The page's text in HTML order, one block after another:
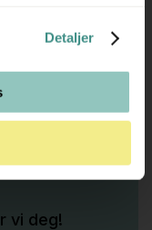
Detaljer
kjøp eller
vi deg!